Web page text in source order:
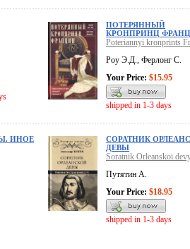
ПОТЕРЯННЫЙ
КРОНПРИНЦ
Poteriannyi kronprints
Роу Э.Д., Ферлонг С.
Your Price: $15.95
shipped in 1-3 days
ИНОЕ
СОРАТНИК
ДЕВЫ
Soratnik Orleanskoi
Путятин А.
Your Price: $18.95
shipped in 1-3 days